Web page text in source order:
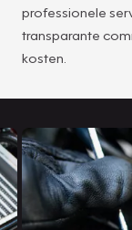
professionele
transparante
kosten.